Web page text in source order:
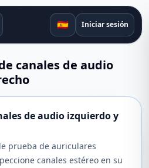
de búsqueda
🇪🇸 Iniciar sesión
canales de audio
de audio izquierdo y
prueba de auriculares
canales estéreo en su